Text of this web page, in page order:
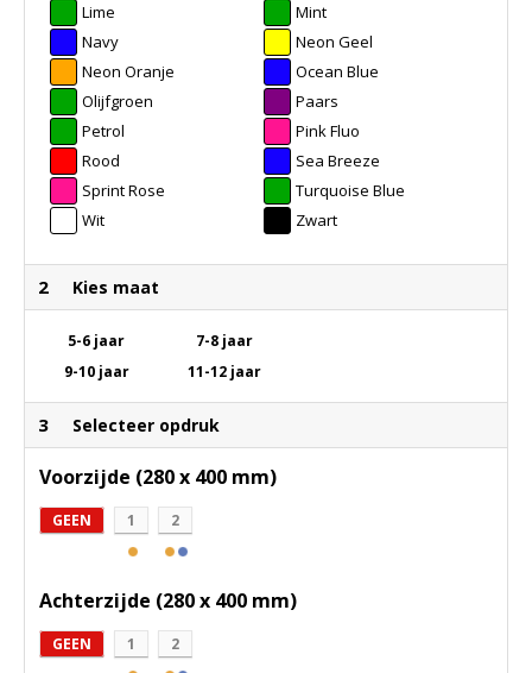
Lime
Mint
Navy
Neon Geel
Neon Oranje
Ocean Blue
Olijfgroen
Paars
Petrol
Pink Fluo
Rood
Sea Breeze
Sprint Rose
Turquoise Blue
Wit
Zwart
2 Kies maat
5-6 jaar
7-8 jaar
9-10 jaar
11-12 jaar
3 Selecteer opdruk
Voorzijde (280 x 400 mm)
GEEN 1 2
Achterzijde (280 x 400 mm)
GEEN 1 2